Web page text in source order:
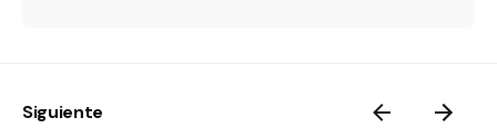
Siguiente